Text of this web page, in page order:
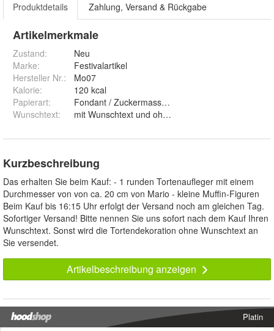
Produktdetails Zahlung, Versand & Rückgabe
Artikelmerkmale
Zustand:
Neu
Marke:
Festivalartikel
Hersteller Nr.:
Mo07
Kalorie:
120 kcal
Papierart:
Wunschtext: mit Wunschtext und ohne Wunschtext
Kurzbeschreibung
Das erhalten Sie beim Kauf: - 1 runden Tortenaufleger mit einem
Durchmesser von von ca. 20 cm von Mario - kleine Muffin-Figuren
Beim Kauf bis 16:15 Uhr erfolgt der Versand noch am gleichen Tag.
Sofortiger Versand! Bitte nennen Sie uns sofort nach dem Kauf Ihren
Wunschtext. Sonst wird die Tortendekoration ohne Wunschtext an
Sie versendet.
Artikelbeschreibung anzeigen
Platin